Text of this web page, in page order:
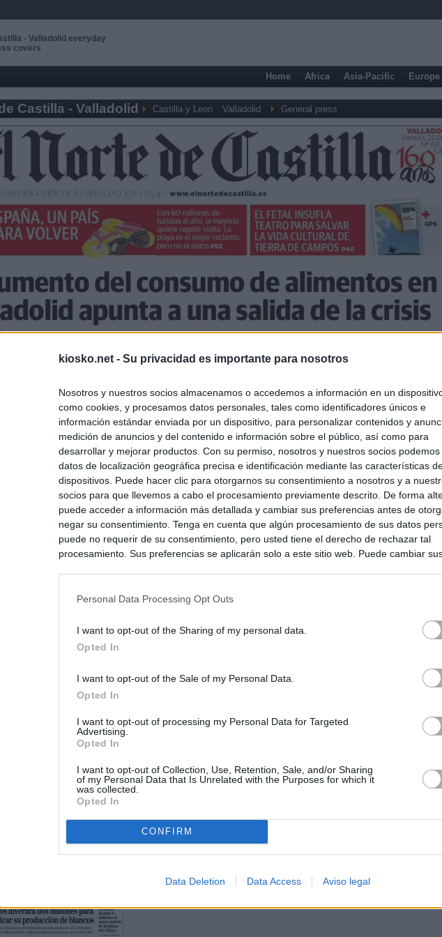
kiosko.net - Su privacidad es importante para nosotros
Nosotros y nuestros socios almacenamos o accedemos a información en un
como cookies, y procesamos datos personales, tales como identificadores únicos e
información estándar enviada por un dispositivo, para personalizar contenidos y
medición de anuncios y del contenido e información sobre el público, así como para
desarrollar y mejorar productos. Con su permiso, nosotros y nuestros socios podemos
datos de localización geográfica precisa e identificación mediante las características
dispositivos. Puede hacer clic para otorgarnos su consentimiento a nosotros y a
socios para que llevemos a cabo el procesamiento previamente descrito. De forma
puede acceder a información más detallada y cambiar sus preferencias antes de
negar su consentimiento. Tenga en cuenta que algún procesamiento de sus datos
puede no requerir de su consentimiento, pero usted tiene el derecho de rechazar tal
procesamiento. Sus preferencias se aplicarán solo a este sitio web. Puede cambiar
Personal Data Processing Opt Outs
I want to opt-out of the Sharing of my personal data.
Opted In
I want to opt-out of the Sale of my Personal Data.
Opted In
I want to opt-out of processing my Personal Data for Targeted
Advertising.
Opted In
I want to opt-out of Collection, Use, Retention, Sale, and/or Sharing
of my Personal Data that Is Unrelated with the Purposes for which it
was collected.
Opted In
CONFIRM
Data Deletion Data Access Aviso legal
- Valladolid everyday
covers
Home Africa Asia-Pacific Europe
Castilla - Valladolid Castilla y Leon Valladolid General press